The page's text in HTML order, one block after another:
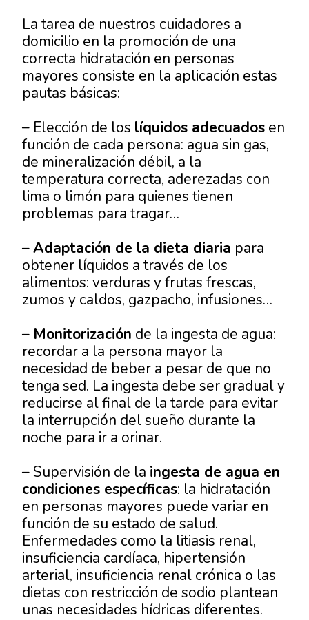
La tarea de nuestros cuidadores a
domicilio en la promoción de una
correcta hidratación en personas
mayores consiste en la aplicación estas
pautas básicas:
– Elección de los líquidos adecuados en
función de cada persona: agua sin gas,
de mineralización débil, a la
temperatura correcta, aderezadas con
lima o limón para quienes tienen
problemas para tragar…
–Adaptación de la dieta diaria para
obtener líquidos a través de los
alimentos: verduras y frutas frescas,
zumos y caldos, gazpacho, infusiones…
– Monitorización de la ingesta de agua:
recordar a la persona mayor la
necesidad de beber a pesar de que no
tenga sed. La ingesta debe ser gradual y
reducirse al final de la tarde para evitar
la interrupción del sueño durante la
noche para ir a orinar.
– Supervisión de la ingesta de agua en
condiciones específicas: la hidratación
en personas mayores puede variar en
función de su estado de salud.
Enfermedades como la litiasis renal,
insuficiencia cardíaca, hipertensión
arterial, insuficiencia renal crónica o las
dietas con restricción de sodio plantean
unas necesidades hídricas diferentes.